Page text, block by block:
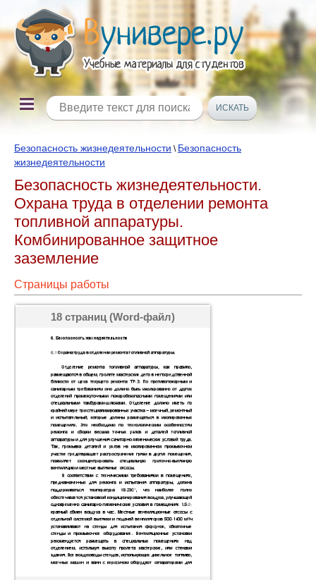
Безопасность жизнедеятельности \ Безопасность
жизнедеятельности
Безопасность жизнедеятельности.
Охрана труда в отделении ремонта
топливной аппаратуры.
Комбинированное защитное
заземление
Страницы работы
18 страниц (Word-файл)